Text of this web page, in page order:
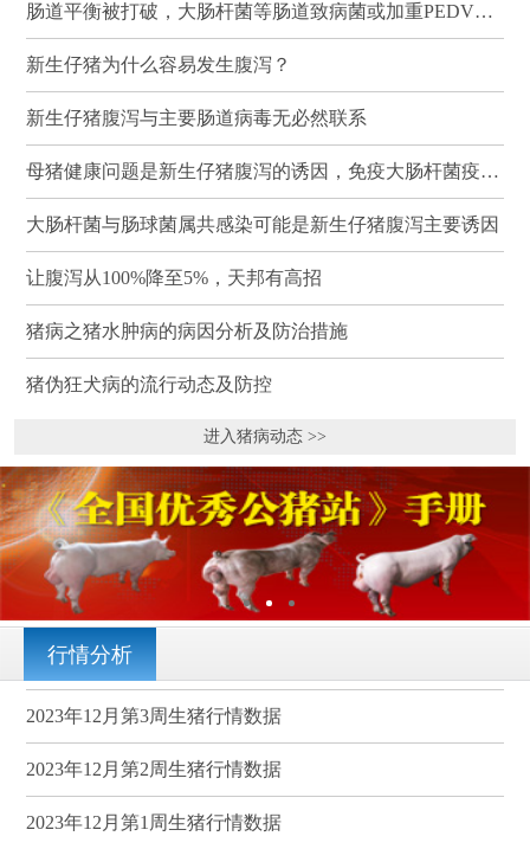
肠道平衡被打破，大肠杆菌等肠道致病菌或加重PEDV感染
新生仔猪为什么容易发生腹泻？
新生仔猪腹泻与主要肠道病毒无必然联系
母猪健康问题是新生仔猪腹泻的诱因，免疫大肠杆菌疫苗可有效降低其发病率和死亡率
大肠杆菌与肠球菌属共感染可能是新生仔猪腹泻主要诱因
让腹泻从100%降至5%，天邦有高招
猪病之猪水肿病的病因分析及防治措施
猪伪狂犬病的流行动态及防控
进入猪病动态 >>
行情分析
2023年12月第3周生猪行情数据
2023年12月第2周生猪行情数据
2023年12月第1周生猪行情数据